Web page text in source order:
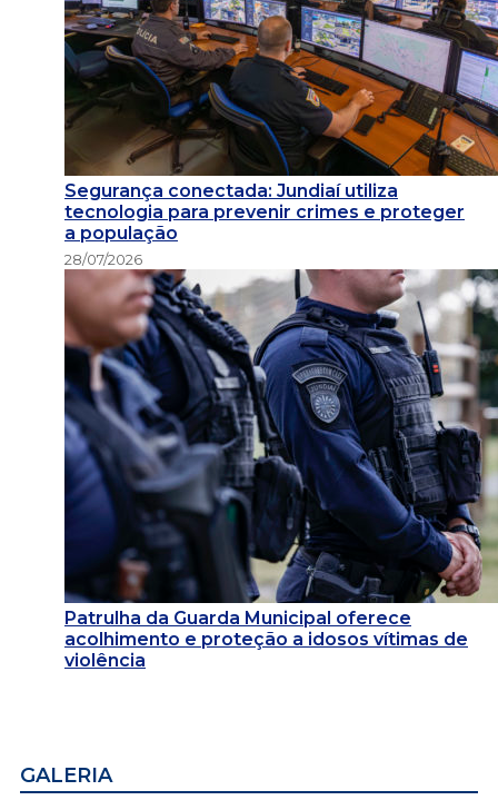
Segurança conectada: Jundiaí utiliza
tecnologia para prevenir crimes e proteger
a população
28/07/2026
Patrulha da Guarda Municipal oferece
acolhimento e proteção a idosos vítimas de
violência
GALERIA